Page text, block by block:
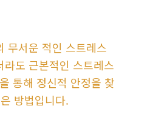
무서운 적인 스트레스
도 근본적인 스트레스
통해 정신적 안정을 찾
방법입니다.